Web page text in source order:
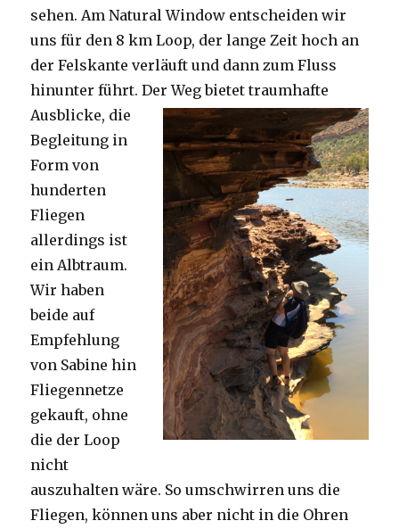
sehen. Am Natural Window entscheiden wir
uns für den 8 km Loop, der lange Zeit hoch an
der Felskante verläuft und dann zum Fluss
hinunter führt. Der Weg bietet traumhafte
Ausblicke, die
Begleitung in
Form von
hunderten
Fliegen
allerdings ist
ein Albtraum.
Wir haben
beide auf
Empfehlung
von Sabine hin
Fliegennetze
gekauft, ohne
die der Loop
nicht
auszuhalten wäre. So umschwirren uns die
Fliegen, können uns aber nicht in die Ohren